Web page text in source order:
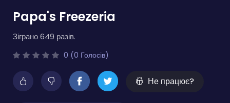
Papa's Freezeria
Зіграно 649 разів.
0 (0 Голосів)
Не працює?